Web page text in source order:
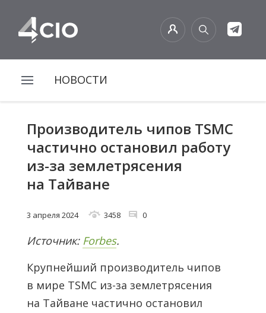
НОВОСТИ
Производитель чипов TSMC
частично остановил работу
из-за землетрясения
на Тайване
3 апреля 2024 3458 0
Источник: Forbes.
Крупнейший производитель чипов
в мире TSMC из-за землетрясения
на Тайване частично остановил